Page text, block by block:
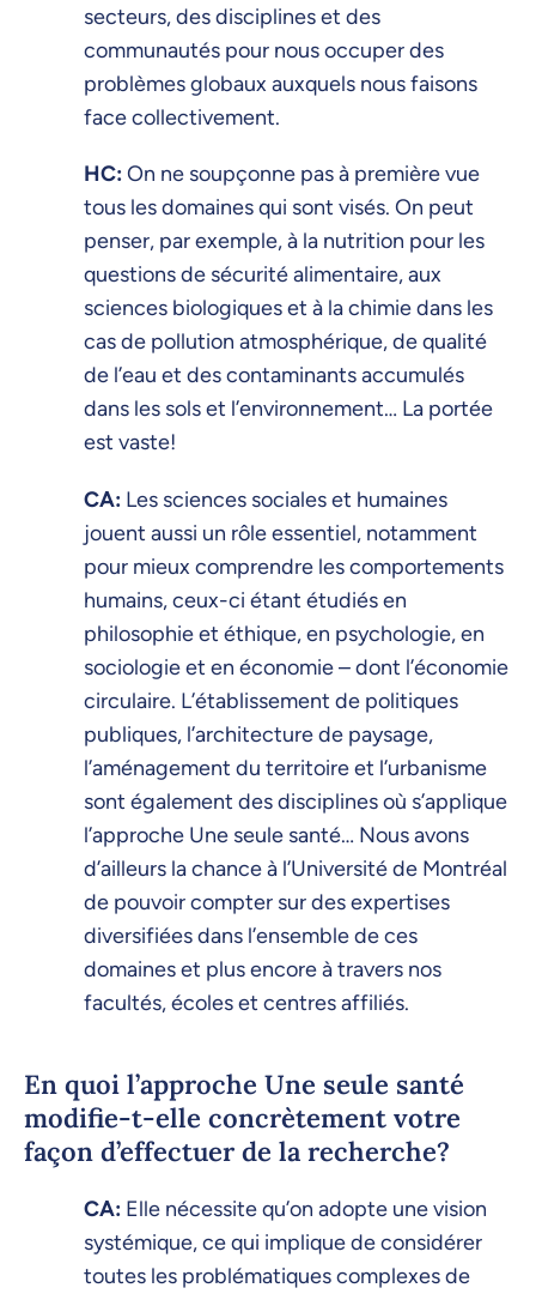
secteurs, des disciplines et des
communautés pour nous occuper des
problèmes globaux auxquels nous faisons
face collectivement.
HC:On ne soupçonne pas à première vue
tous les domaines qui sont visés. On peut
penser, par exemple, à la nutrition pour les
questions de sécurité alimentaire, aux
sciences biologiques et à la chimie dans les
cas de pollution atmosphérique, de qualité
de l’eau et des contaminants accumulés
dans les sols et l’environnement… La portée
est vaste!
CA: Les sciences sociales et humaines
jouent aussi un rôle essentiel, notamment
pour mieux comprendre les comportements
humains, ceux-ci étant étudiés en
philosophie et éthique, en psychologie, en
sociologie et en économie – dont l’économie
circulaire. L’établissement de politiques
publiques, l’architecture de paysage,
l’aménagement du territoire et l’urbanisme
sont également des disciplines où s’applique
l’approche Une seule santé… Nous avons
d’ailleurs la chance à l’Université de Montréal
de pouvoir compter sur des expertises
diversifiées dans l’ensemble de ces
domaines et plus encore à travers nos
facultés, écoles et centres affiliés.
En quoi l’approche Une seule santé
modifie-t-elle concrètement votre
façon d’effectuer de la recherche?
CA: Elle nécessite qu’on adopte une vision
systémique, ce qui implique de considérer
toutes les problématiques complexes de